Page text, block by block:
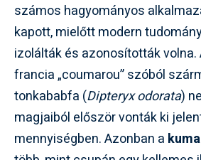
számos hagyományos
kapott, mielőtt modern
izolálták és azonosították volna.
francia „coumarou” szóból
tonkababfa (Dipteryx odorata)
magjaiból először vonták ki
mennyiségben. Azonban a